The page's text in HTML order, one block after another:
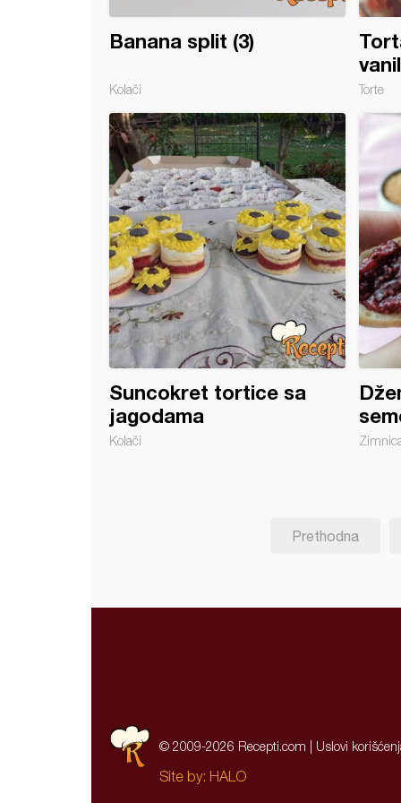
Banana split (3)
Kolači Torte
Suncokret tortice sa
jagodama
Kolači
jagodama i kremom od griza
Prethodna
© 2009-2026 Recepti.com | Uslovi
Site by: HALO